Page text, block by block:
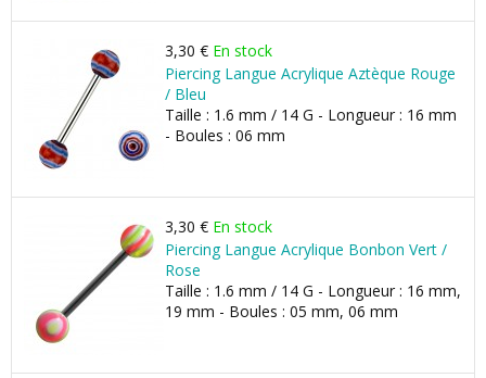
3,30 € En stock
Piercing Langue Acrylique Aztèque Rouge
/ Bleu
Taille : 1.6 mm / 14 G - Longueur : 16 mm
- Boules : 06 mm
3,30 € En stock
Piercing Langue Acrylique Bonbon Vert /
Rose
Taille : 1.6 mm / 14 G - Longueur : 16 mm,
19 mm - Boules : 05 mm, 06 mm